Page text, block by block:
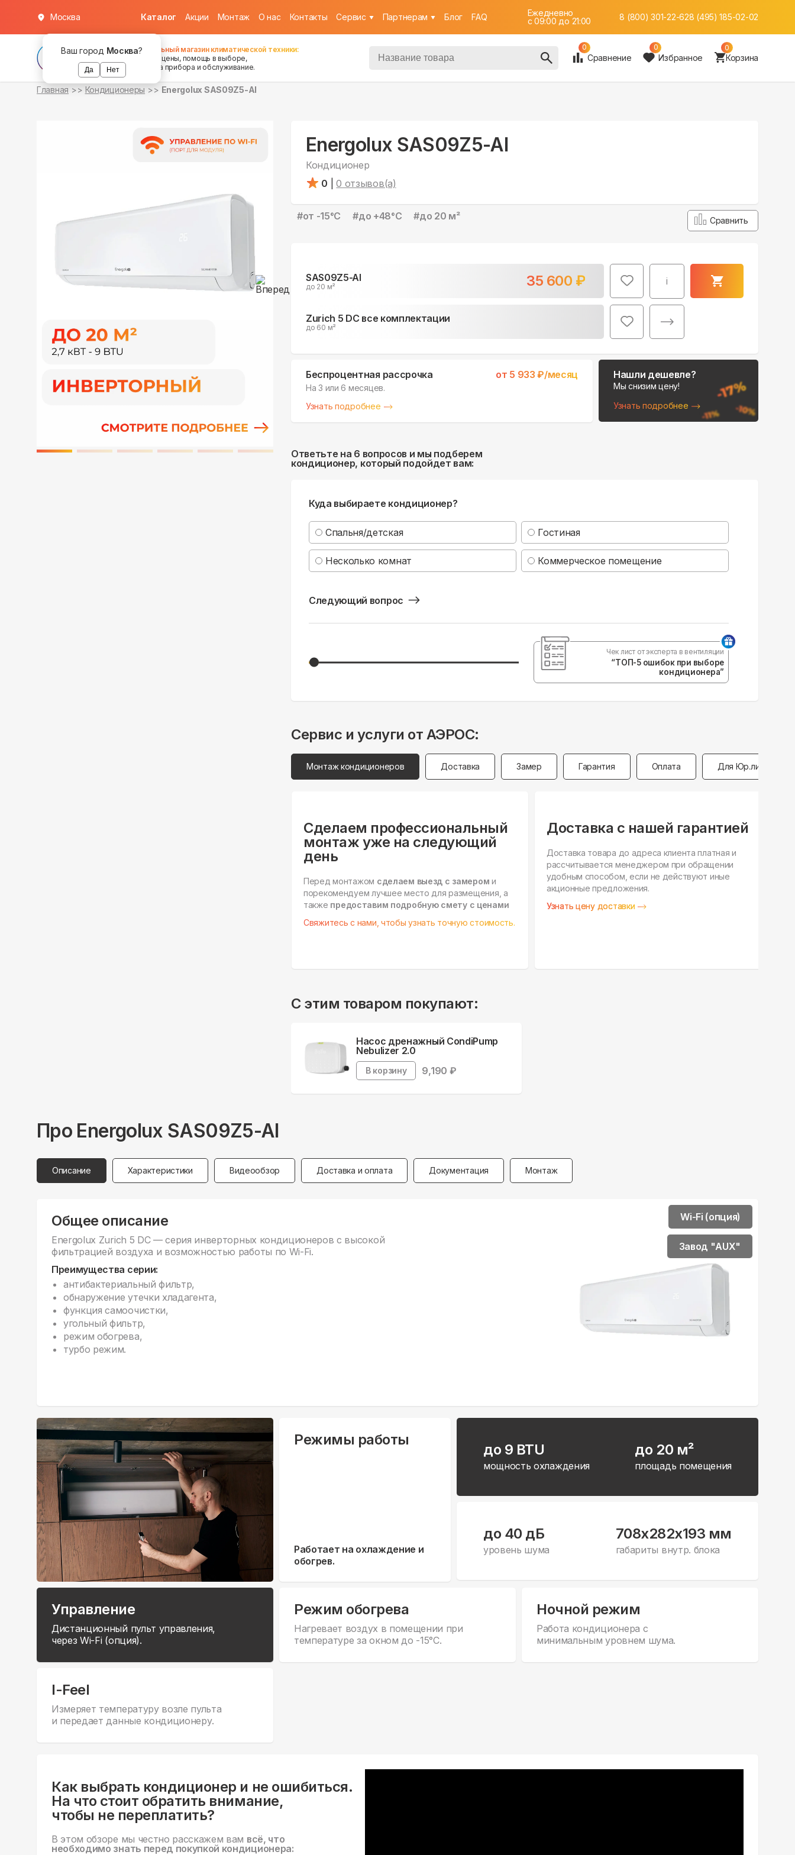
Ваш город Москва?
Да Нет
Москва Каталог Акции Монтаж О нас Контакты Cервис Партнерам Блог FAQ
Ежедневно
c 09:00 до 21:00
8 (800) 301-22-628 (495) 185-02-02
Федеральный магазин климатической техники:
хорошие цены, помощь в выборе,
установка прибора и обслуживание.
0
Сравнение
0
Избранное
0
Корзина
Главная Кондиционеры Energolux SAS09Z5-AI
Поможем выбрать
место для монтажа:
В Telegram
Energolux SAS09Z5-AI
Кондиционер
0
0 отзывов(а)
#от -15°С #до +48°С #до 20 м² Сравнить
SAS09Z5-AI
до 20 м² 35 600 ₽ i
в наличии
Zurich 5 DC все комплектации
до 60 м²
в наличии
Беспроцентная рассрочка от 5 933 ₽/месяц
На 3 или 6 месяцев.
Узнать подробнее
Нашли дешевле?
Мы снизим цену!
Узнать подробнее
Ответьте на 6 вопросов и мы подберем
кондиционер, который подойдет вам:
Куда выбираете кондиционер?
Спальня/детская Гостиная
Несколько комнат Коммерческое помещение
Следующий вопрос
Чек лист от эксперта в вентиляции
“ТОП-5 ошибок при выборе
кондиционера”
Сервис и услуги от АЭРОС:
Монтаж кондиционеров Доставка Замер Гарантия Оплата Для Юр.лиц
Сделаем профессиональный
монтаж уже на следующий
день
Перед монтажом сделаем выезд с замером и
порекомендуем лучшее место для размещения, а
также предоставим подробную смету с ценами
Свяжитесь с нами, чтобы узнать точную стоимость.
Доставка с нашей гарантией
Доставка товара до адреса клиента платная и
рассчитывается менеджером при обращении
удобным способом, если не действуют иные
акционные предложения.
Узнать цену доставки
С этим товаром покупают:
Насос дренажный CondiPump
Nebulizer 2.0
В корзину 9,190 ₽
Про Energolux SAS09Z5-AI
Описание Характеристики Видеообзор Доставка и оплата Документация Монтаж
Общее описание
Energolux Zurich 5 DC — серия инверторных кондиционеров с высокой
фильтрацией воздуха и возможностью работы по Wi-Fi.
Преимущества серии:
антибактериальный фильтр,
обнаружение утечки хладагента,
функция самоочистки,
угольный фильтр,
режим обогрева,
турбо режим.
Wi-Fi (опция)
Завод "AUX"
Режимы работы
Работает на охлаждение и
обогрев.
до 9 BTU
мощность охлаждения
до 20 м²
площадь помещения
до 40 дБ
уровень шума
708x282x193 мм
габариты внутр. блока
Управление
Дистанционный пульт управления,
через Wi-Fi (опция).
Режим обогрева
Нагревает воздух в помещении при
температуре за окном до -15°С.
Ночной режим
Работа кондиционера с
минимальным уровнем шума.
I-Feel
Измеряет температуру возле пульта
и передает данные кондиционеру.
Как выбрать кондиционер и не ошибиться.
На что стоит обратить внимание,
чтобы не переплатить?
В этом обзоре мы честно расскажем вам всё, что
необходимо знать перед покупкой кондиционера: